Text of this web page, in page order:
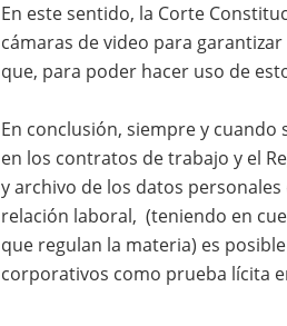
En este sentido, la Corte
cámaras de video para
que, para poder hacer uso de
En conclusión, siempre y
en los contratos de trabajo y el
y archivo de los datos
relación laboral, (teniendo en
que regulan la materia) es
corporativos como prueba lícita